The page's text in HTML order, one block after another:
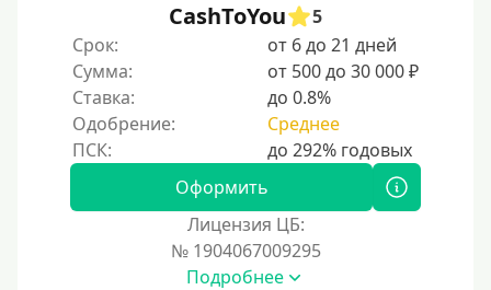
CashToYou
5
Срок:
от 6 до 21 дней
Сумма:
от 500 до 30 000 ₽
Ставка:
до 0.8%
Одобрение:
Среднее
Оформить
Лицензия ЦБ:
№ 1904067009295
Подробнее